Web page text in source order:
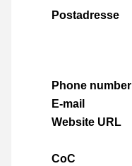
Postadresse
Phone number
E-mail
Website URL
CoC